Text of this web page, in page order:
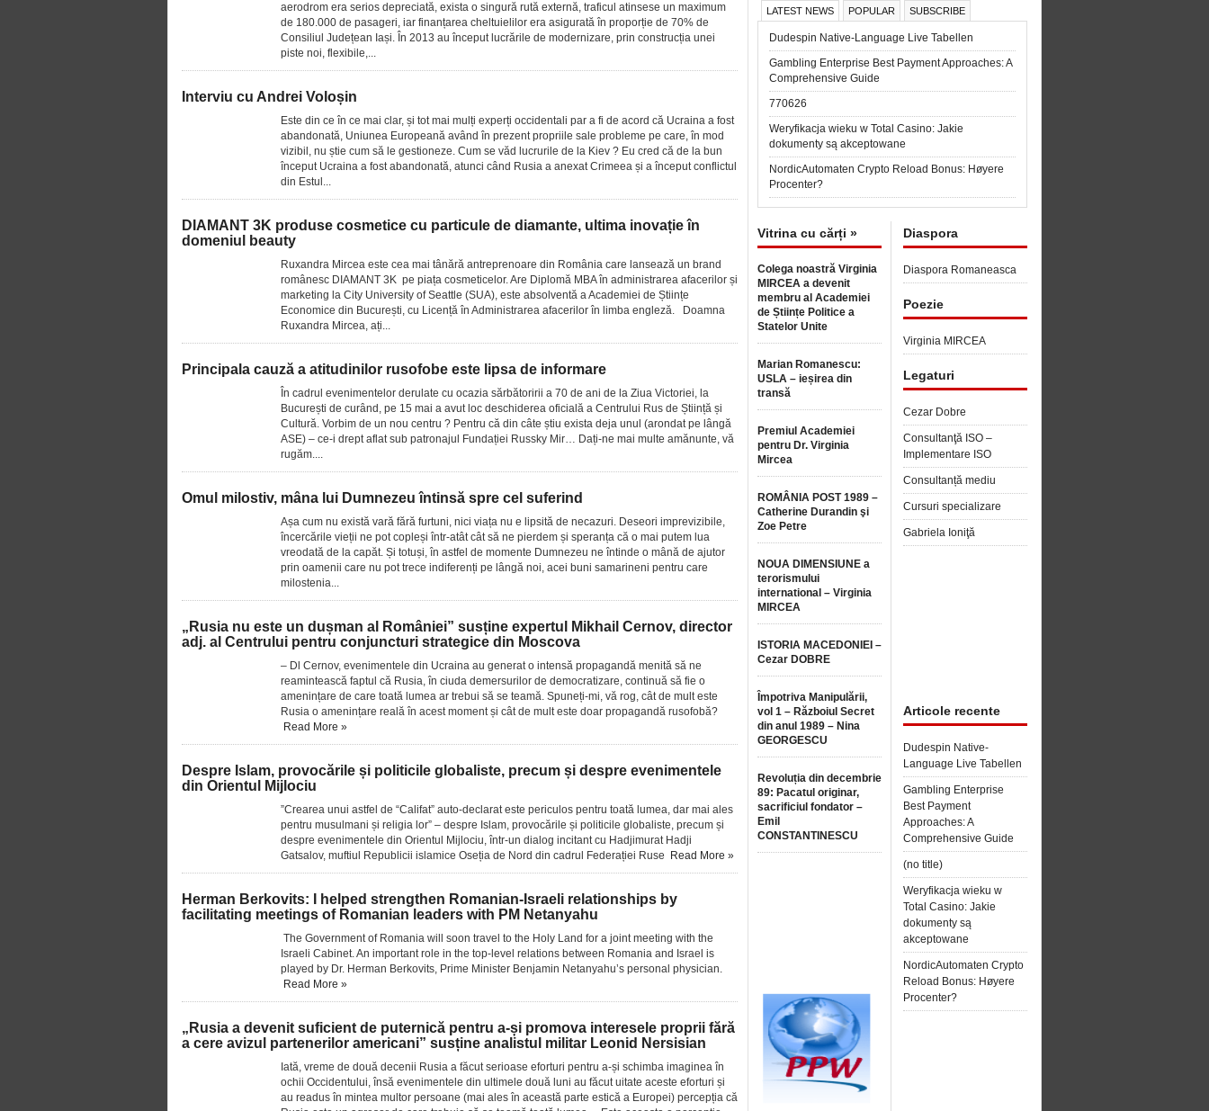
aerodrom era serios depreciată, exista o singură rută externă, traficul atinsese un maximum
de 180.000 de pasageri, iar finanțarea cheltuielilor era asigurată în proporție de 70% de
Consiliul Județean Iași. În 2013 au început lucrările de modernizare, prin construcția unei
piste noi, flexibile,...
Interviu cu Andrei Voloșin
Este din ce în ce mai clar, și tot mai mulți experți occidentali par a fi de acord că Ucraina a fost
abandonată, Uniunea Europeană având în prezent propriile sale probleme pe care, în mod
vizibil, nu știe cum să le gestioneze. Cum se văd lucrurile de la Kiev ? Eu cred că de la bun
început Ucraina a fost abandonată, atunci când Rusia a anexat Crimeea și a început conflictul
din Estul...
DIAMANT 3K produse cosmetice cu particule de diamante, ultima inovație în
domeniul beauty
Ruxandra Mircea este cea mai tânără antreprenoare din România care lansează un brand
românesc DIAMANT 3K pe piața cosmeticelor. Are Diplomă MBA în administrarea afacerilor și
marketing la City University of Seattle (SUA), este absolventă a Academiei de Științe
Economice din București, cu Licență în Administrarea afacerilor în limba engleză. Doamna
Ruxandra Mircea, ați...
Principala cauză a atitudinilor rusofobe este lipsa de informare
În cadrul evenimentelor derulate cu ocazia sărbătoririi a 70 de ani de la Ziua Victoriei, la
București de curând, pe 15 mai a avut loc deschiderea oficială a Centrului Rus de Știință și
Cultură. Vorbim de un nou centru ? Pentru că din câte știu exista deja unul (arondat pe lângă
ASE) – ce-i drept aflat sub patronajul Fundației Russky Mir… Dați-ne mai multe amănunte, vă
rugăm....
Omul milostiv, mâna lui Dumnezeu întinsă spre cel suferind
Așa cum nu există vară fără furtuni, nici viața nu e lipsită de necazuri. Deseori imprevizibile,
încercările vieții ne pot copleși într-atât cât să ne pierdem și speranța că o mai putem lua
vreodată de la capăt. Și totuși, în astfel de momente Dumnezeu ne întinde o mână de ajutor
prin oamenii care nu pot trece indiferenți pe lângă noi, acei buni samarineni pentru care
milostenia...
„Rusia nu este un dușman al României” susține expertul Mikhail Cernov, director
adj. al Centrului pentru conjuncturi strategice din Moscova
– Dl Cernov, evenimentele din Ucraina au generat o intensă propagandă menită să ne
reamintească faptul că Rusia, în ciuda demersurilor de democratizare, continuă să fie o
amenințare de care toată lumea ar trebui să se teamă. Spuneți-mi, vă rog, cât de mult este
Rusia o amenințare reală în acest moment și cât de mult este doar propagandă rusofobă?
Read More »
Despre Islam, provocările și politicile globaliste, precum și despre evenimentele
din Orientul Mijlociu
”Crearea unui astfel de “Califat” auto-declarat este periculos pentru toată lumea, dar mai ales
pentru musulmani și religia lor” – despre Islam, provocările și politicile globaliste, precum și
despre evenimentele din Orientul Mijlociu, într-un dialog incitant cu Hadjimurat Hadji
Gatsalov, muftiul Republicii islamice Oseția de Nord din cadrul Federației Ruse
Read More »
Herman Berkovits: I helped strengthen Romanian-Israeli relationships by
facilitating meetings of Romanian leaders with PM Netanyahu
The Government of Romania will soon travel to the Holy Land for a joint meeting with the
Israeli Cabinet. An important role in the top-level relations between Romania and Israel is
played by Dr. Herman Berkovits, Prime Minister Benjamin Netanyahu’s personal physician.
Read More »
„Rusia a devenit suficient de puternică pentru a-și promova interesele proprii fără
a cere avizul partenerilor americani” susține analistul militar Leonid Nersisian
Iată, vreme de două decenii Rusia a făcut serioase eforturi pentru a-și schimba imaginea în
ochii Occidentului, însă evenimentele din ultimele două luni au făcut uitate aceste eforturi și
au readus în mintea multor persoane (mai ales în această parte estică a Europei) percepția că
LATEST NEWS POPULAR SUBSCRIBE
Dudespin Native-Language Live Tabellen
Gambling Enterprise Best Payment Approaches: A
Comprehensive Guide
770626
Weryfikacja wieku w Total Casino: Jakie
dokumenty są akceptowane
NordicAutomaten Crypto Reload Bonus: Høyere
Procenter?
Vitrina cu cărți »
Colega noastră Virginia
MIRCEA a devenit
membru al Academiei
de Științe Politice a
Statelor Unite
Marian Romanescu:
USLA – ieșirea din
transă
Premiul Academiei
pentru Dr. Virginia
Mircea
ROMÂNIA POST 1989 –
Catherine Durandin şi
Zoe Petre
NOUA DIMENSIUNE a
terorismului
international – Virginia
MIRCEA
ISTORIA MACEDONIEI –
Cezar DOBRE
Împotriva Manipulării,
vol 1 – Războiul Secret
din anul 1989 – Nina
GEORGESCU
Revoluția din decembrie
89: Pacatul originar,
sacrificiul fondator –
Emil
CONSTANTINESCU
Diaspora
Diaspora Romaneasca
Poezie
Virginia MIRCEA
Legaturi
Cezar Dobre
Consultanţă ISO –
Implementare ISO
Consultanță mediu
Cursuri specializare
Gabriela Ioniţă
Articole recente
Dudespin Native-
Language Live Tabellen
Gambling Enterprise
Best Payment
Approaches: A
Comprehensive Guide
(no title)
Weryfikacja wieku w
Total Casino: Jakie
dokumenty są
akceptowane
NordicAutomaten Crypto
Reload Bonus: Høyere
Procenter?